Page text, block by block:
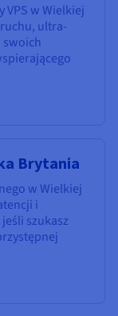
VPS w Wielkiej
ultra-
swoich
Brytania
w Wielkiej
i
szukasz